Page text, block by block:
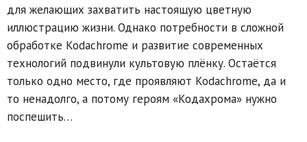
для желающих захватить настоящую цветную
иллюстрацию жизни. Однако потребности в сложной
обработке Kodachrome и развитие современных
технологий подвинули культовую плёнку. Остаётся
только одно место, где проявляют Kodachrome, да и
то ненадолго, а потому героям «Кодахрома» нужно
поспешить…